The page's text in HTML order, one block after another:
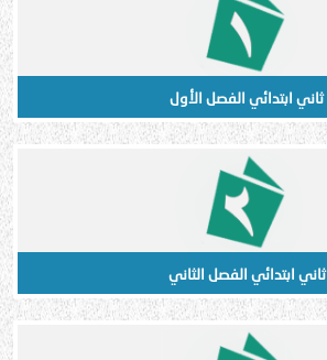
ثاني ابتدائي الفصل الأول
ثاني ابتدائي الفصل الثاني